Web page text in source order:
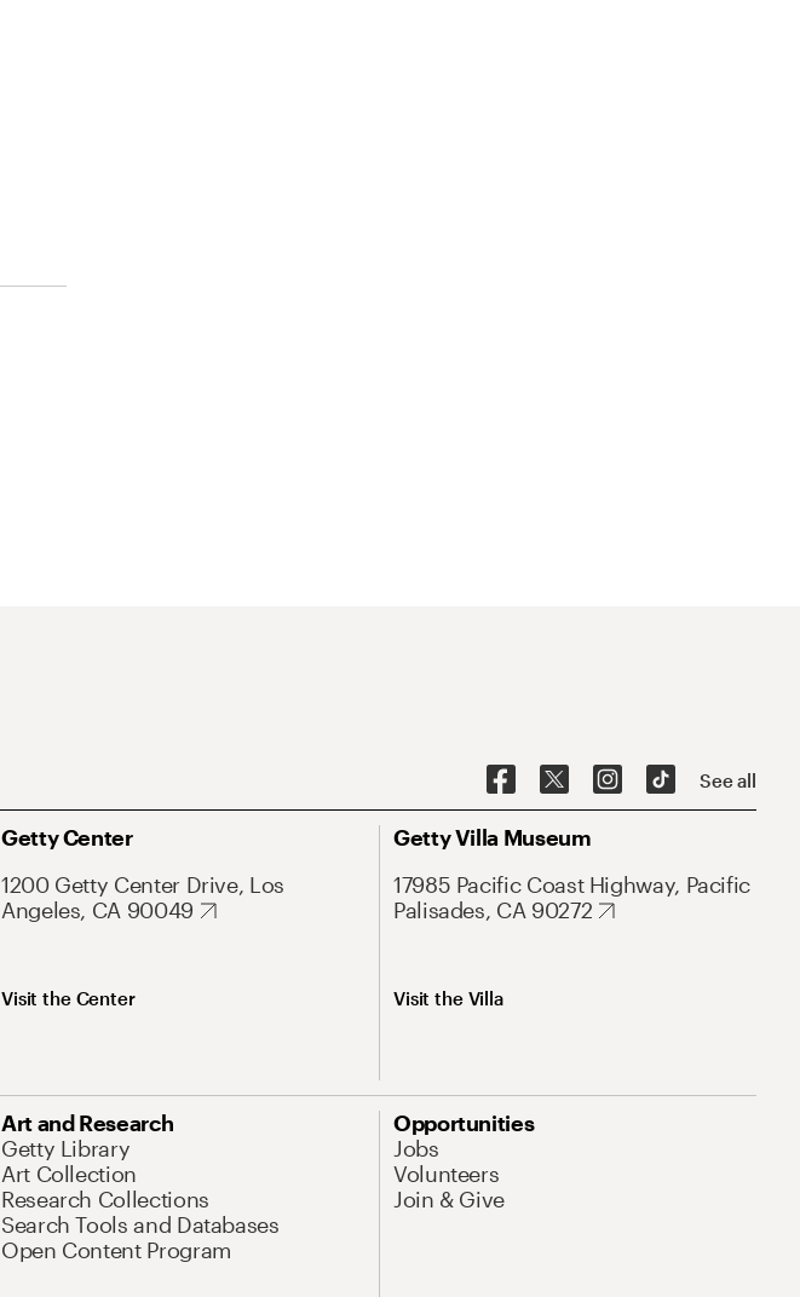
See all
Getty Center
1200 Getty Center Drive, Los
Angeles, CA 90049
Visit the Center
Getty Villa Museum
17985 Pacific Coast Highway, Pacific
Palisades, CA 90272
Visit the Villa
Art and Research
Getty Library
Art Collection
Research Collections
Search Tools and Databases
Open Content Program
Opportunities
Jobs
Volunteers
Join & Give